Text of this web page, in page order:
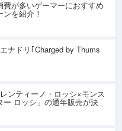
が多いゲーマーにおすすめ
を紹介！
ナドリ｢Charged by Thums
ンティーノ・ロッシ×モンス
ー ロッシ」の通年販売が決